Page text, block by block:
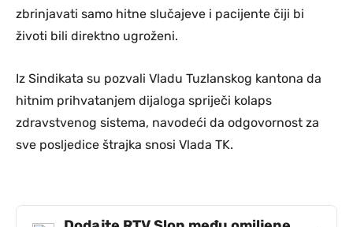
zbrinjavati samo hitne slučajeve i pacijente čiji bi
životi bili direktno ugroženi.
Iz Sindikata su pozvali Vladu Tuzlanskog kantona da
hitnim prihvatanjem dijaloga spriječi kolaps
zdravstvenog sistema, navodeći da odgovornost za
sve posljedice štrajka snosi Vlada TK.